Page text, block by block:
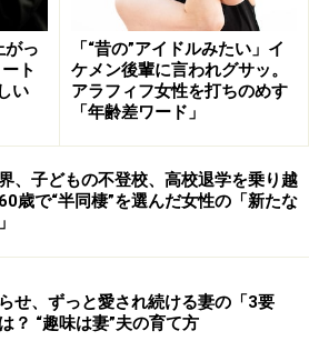
がっ
ト
い
「“昔の”アイドルみたい」イ
ケメン後輩に言われグサッ。
アラフィフ女性を打ちのめす
「年齢差ワード」
、子どもの不登校、高校退学を乗り越
歳で“半同棲”を選んだ女性の「新たな
せ、ずっと愛され続ける妻の「3要
？ “趣味は妻”夫の育て方